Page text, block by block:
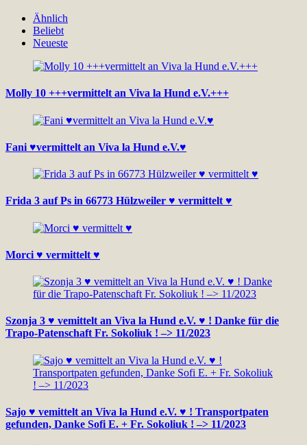
Ähnlich
Beliebt
Neueste
Molly 10 +++vermittelt an Viva la Hund e.V.+++
Fani ♥vermittelt an Viva la Hund e.V.♥
Frida 3 auf Ps in 66773 Hülzweiler ♥ vermittelt ♥
Morci ♥ vermittelt ♥
Szonja 3 ♥ vemittelt an Viva la Hund e.V. ♥ ! Danke für die
Trapo-Patenschaft Fr. Sokoliuk ! –> 11/2023
Sajo ♥ vemittelt an Viva la Hund e.V. ♥ ! Transportpaten
gefunden, Danke Sofi E. + Fr. Sokoliuk ! –> 11/2023